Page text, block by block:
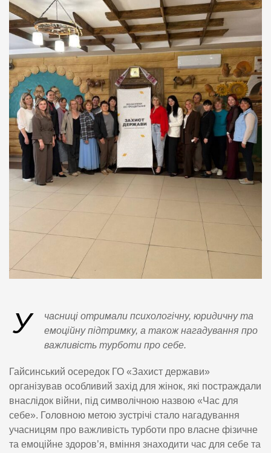
У
часниці отримали психологічну, юридичну та
емоційну підтримку, а також нагадування про
важливість турботи про себе.
Гайсинський осередок ГО «Захист держави»
організував особливий захід для жінок, які постраждали
внаслідок війни, під символічною назвою «Час для
себе». Головною метою зустрічі стало нагадування
учасницям про важливість турботи про власне фізичне
та емоційне здоров’я, вміння знаходити час для себе та